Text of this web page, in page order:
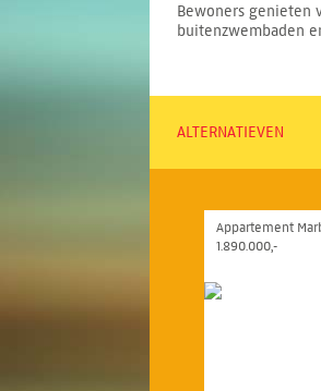
Bewoners genieten
buitenzwembaden
ALTERNATIEVEN
Appartement
1.890.000,-